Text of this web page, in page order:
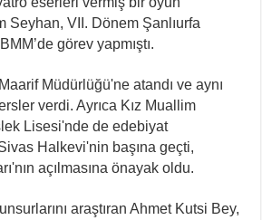
Seyhan, VII. Dönem Şanlıurfa
görev yapmıştı.
Müdürlüğü'ne atandı ve aynı
verdi. Ayrıca Kız Muallim
Lisesi'nde de edebiyat
Halkevi'nin başına geçti,
açılmasına önayak oldu.
araştıran Ahmet Kutsi Bey,